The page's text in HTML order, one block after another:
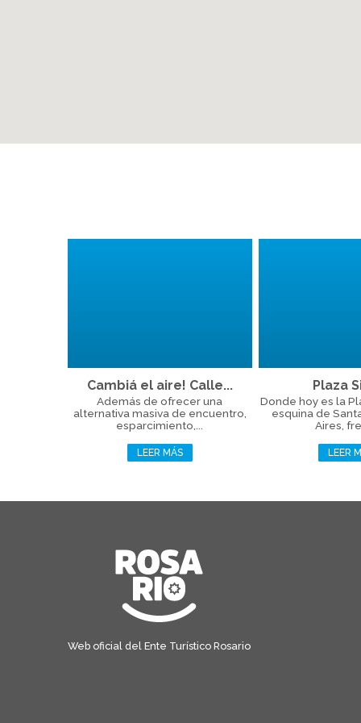
Cambiá el aire! Calle...
Además de ofrecer una
alternativa masiva de encuentro,
esparcimiento,...
LEER MÁS
Plaza
Donde hoy es la
esquina de
Aires,
LEER
Web oficial del Ente Turístico Rosario